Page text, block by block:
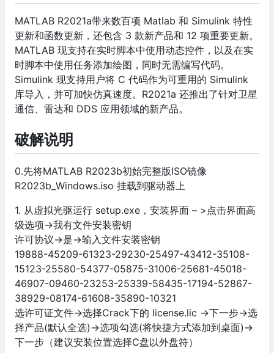
MATLAB R2021a带来数百项 Matlab 和 Simulink 特性
更新和函数更新，还包含 3 款新产品和 12 项重要更新。
MATLAB 现支持在实时脚本中使用动态控件，以及在实
时脚本中使用任务添加绘图，同时无需编写代码。
Simulink 现支持用户将 C 代码作为可重用的 Simulink
库导入，并可加快仿真速度。R2021a 还推出了针对卫星
通信、雷达和 DDS 应用领域的新产品。
破解说明
0.先将MATLAB R2023b初始完整版ISO镜像
R2023b_Windows.iso 挂载到驱动器上
1. 从虚拟光驱运行 setup.exe，安装界面 – >点击界面高
级选项->我有文件安装密钥
许可协议->是->输入文件安装密钥
19888-45209-61323-29230-25497-43412-35108-
15123-25580-54377-05875-31006-25681-45018-
46907-09460-23253-25339-58435-17194-52867-
38929-08174-61608-35890-10321
选许可证文件->选择Crack下的 license.lic ->下一步->选
择产品(默认全选)->选项勾选(将快捷方式添加到桌面)->
下一步（建议安装位置选择C盘以外盘符）